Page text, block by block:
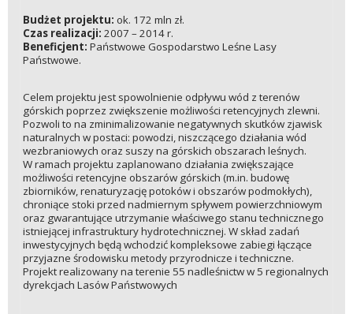
Budżet projektu: ok. 172 mln zł.
Czas realizacji: 2007 – 2014 r.
Beneficjent: Państwowe Gospodarstwo Leśne Lasy
Państwowe.
Celem projektu jest spowolnienie odpływu wód z terenów
górskich poprzez zwiększenie możliwości retencyjnych zlewni.
Pozwoli to na zminimalizowanie negatywnych skutków zjawisk
naturalnych w postaci: powodzi, niszczącego działania wód
wezbraniowych oraz suszy na górskich obszarach leśnych.
W ramach projektu zaplanowano działania zwiększające
możliwości retencyjne obszarów górskich (m.in. budowę
zbiorników, renaturyzację potoków i obszarów podmokłych),
chroniące stoki przed nadmiernym spływem powierzchniowym
oraz gwarantujące utrzymanie właściwego stanu technicznego
istniejącej infrastruktury hydrotechnicznej. W skład zadań
inwestycyjnych będą wchodzić kompleksowe zabiegi łączące
przyjazne środowisku metody przyrodnicze i techniczne.
Projekt realizowany na terenie 55 nadleśnictw w 5 regionalnych
dyrekcjach Lasów Państwowych